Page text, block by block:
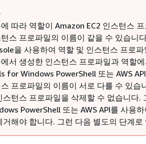
따라 역할이 Amazon EC2 인스턴스
스 프로파일의 이름이 같을 수 있습니
을 사용하여 역할 및 인스턴스 프로
서 생성한 인스턴스 프로파일과 역할
for Windows PowerShell 또는 AWS
프로파일의 이름이 서로 다를 수 있습
스턴스 프로파일을 삭제할 수 없습니다.
PowerShell 또는 AWS API를 사용
거해야 합니다. 그런 다음 별도의 단계